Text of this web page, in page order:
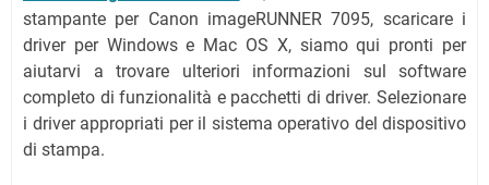
stampante per Canon imageRUNNER 7095, scaricare i
driver per Windows e Mac OS X, siamo qui pronti per
aiutarvi a trovare ulteriori informazioni sul software
completo di funzionalità e pacchetti di driver. Selezionare
i driver appropriati per il sistema operativo del dispositivo
di stampa.